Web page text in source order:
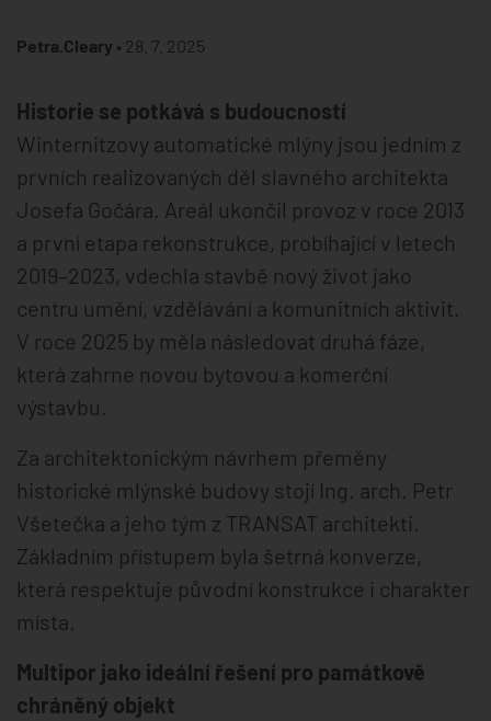
Petra.Cleary • 28. 7. 2025
Historie se potkává s budoucností
Winternitzovy automatické mlýny jsou jedním z
prvních realizovaných děl slavného architekta
Josefa Gočára. Areál ukončil provoz v roce 2013
a první etapa rekonstrukce, probíhající v letech
2019–2023, vdechla stavbě nový život jako
centru umění, vzdělávání a komunitních aktivit.
V roce 2025 by měla následovat druhá fáze,
která zahrne novou bytovou a komerční
výstavbu.
Za architektonickým návrhem přeměny
historické mlýnské budovy stojí Ing. arch. Petr
Všetečka a jeho tým z TRANSAT architekti.
Základním přístupem byla šetrná konverze,
která respektuje původní konstrukce i charakter
místa.
Multipor jako ideální řešení pro památkově
chráněný objekt